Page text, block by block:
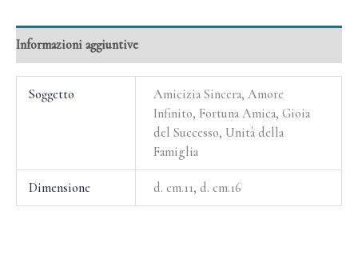
Informazioni aggiuntive
Soggetto
Amicizia Sincera, Amore
Infinito, Fortuna Amica, Gioia
del Successo, Unità della
Famiglia
Dimensione d. cm.11, d. cm.16